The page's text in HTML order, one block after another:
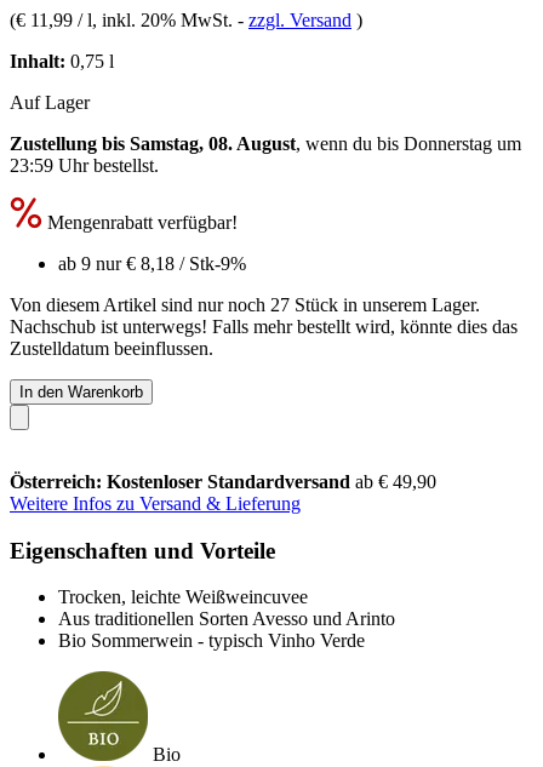
(€ 11,99 / l, inkl. 20% MwSt. - zzgl. Versand )
Inhalt: 0,75 l
Auf Lager
Zustellung bis Samstag, 08. August, wenn du bis Donnerstag um
23:59 Uhrbestellst.
Mengenrabatt verfügbar!
ab 9 nur€ 8,18 / Stk-9%
Von diesem Artikel sind nur noch 27 Stück in unserem Lager.
Nachschub ist unterwegs! Falls mehr bestellt wird, könnte dies das
Zustelldatum beeinflussen.
In den Warenkorb
Österreich: Kostenloser Standardversand ab € 49,90
Weitere Infos zu Versand & Lieferung
Eigenschaften und Vorteile
Trocken, leichte Weißweincuvee
Aus traditionellen Sorten Avesso und Arinto
Bio Sommerwein - typisch Vinho Verde
Bio